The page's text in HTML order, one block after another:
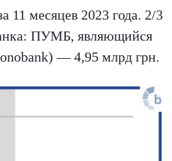
11 месяцев 2023 года. 2/3
ПУМБ, являющийся
— 4,95 млрд грн.